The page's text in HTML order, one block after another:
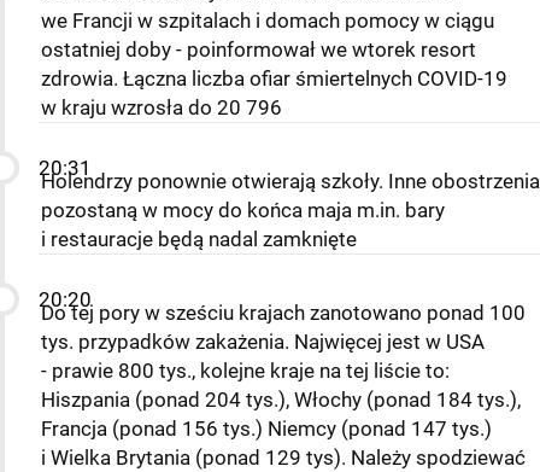
we Francji w szpitalach i domach pomocy w ciągu
ostatniej doby - poinformował we wtorek resort
zdrowia. Łączna liczba ofiar śmiertelnych COVID-19
w kraju wzrosła do 20 796
20:31
Holendrzy ponownie otwierają szkoły. Inne obostrzenia
pozostaną w mocy do końca maja m.in. bary
i restauracje będą nadal zamknięte
20:20
Do tej pory w sześciu krajach zanotowano ponad 100
tys. przypadków zakażenia. Najwięcej jest w USA
- prawie 800 tys., kolejne kraje na tej liście to:
Hiszpania (ponad 204 tys.), Włochy (ponad 184 tys.),
Francja (ponad 156 tys.) Niemcy (ponad 147 tys.)
i Wielka Brytania (ponad 129 tys). Należy spodziewać